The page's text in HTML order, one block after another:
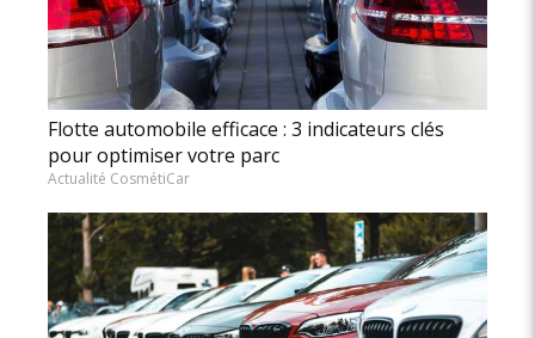
Flotte automobile efficace : 3 indicateurs clés
pour optimiser votre parc
Actualité CosmétiCar